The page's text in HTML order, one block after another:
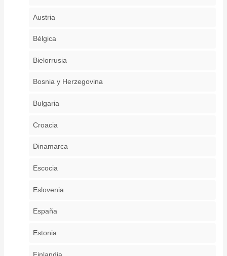
Austria
Bélgica
Bielorrusia
Bosnia y Herzegovina
Bulgaria
Croacia
Dinamarca
Escocia
Eslovenia
España
Estonia
Finlandia